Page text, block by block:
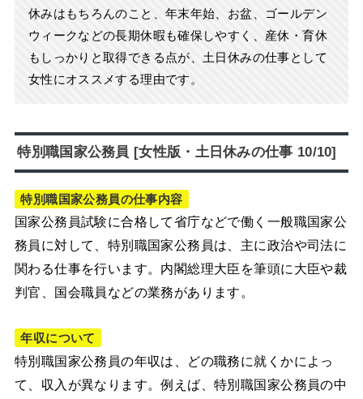
休みはもちろんのこと、年末年始、お盆、ゴールデン
ウィークなどの長期休暇も確保しやすく、産休・育休
もしっかりと取得できる点が、土日休みの仕事として
女性にオススメする理由です。
特別職国家公務員 [女性版・土日休みの仕事 10/10]
特別職国家公務員の仕事内容
国家公務員試験に合格して省庁などで働く一般職国家公
務員に対して、特別職国家公務員は、主に政治や司法に
関わる仕事を行います。内閣総理大臣を筆頭に大臣や裁
判官、国会職員などの業務があります。
年収について
特別職国家公務員の年収は、どの職務に就くかによっ
て、収入が異なります。例えば、特別職国家公務員の中